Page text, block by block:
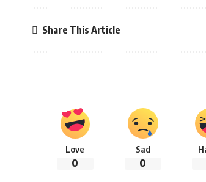
Share This Article
Love
0
Sad
0